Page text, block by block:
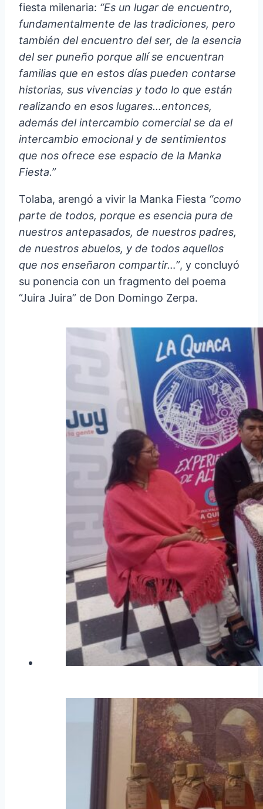
fiesta milenaria: “Es un lugar de encuentro,
fundamentalmente de las tradiciones, pero
también del encuentro del ser, de la esencia
del ser puneño porque allí se encuentran
familias que en estos días pueden contarse
historias, sus vivencias y todo lo que están
realizando en esos lugares…entonces,
además del intercambio comercial se da el
intercambio emocional y de sentimientos
que nos ofrece ese espacio de la Manka
Fiesta.”
Tolaba, arengó a vivir la Manka Fiesta “como
parte de todos, porque es esencia pura de
nuestros antepasados, de nuestros padres,
de nuestros abuelos, y de todos aquellos
que nos enseñaron compartir…”, y concluyó
su ponencia con un fragmento del poema
“Juira Juira” de Don Domingo Zerpa.